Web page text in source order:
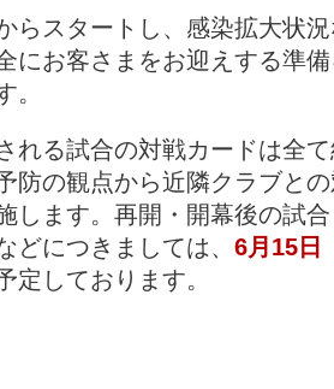
グッズ
らスタートし、感染拡大状
にお客さまをお迎えする準
。
れる試合の対戦カードは全
防の観点から近隣クラブと
します。再開・開幕後の試
どにつきましては、 6月15日
定しております。